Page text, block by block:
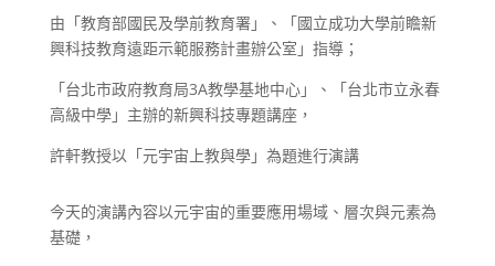
由「教育部國民及學前教育署」、「國立成功大學前瞻新
興科技教育遠距示範服務計畫辦公室」指導；
「台北市政府教育局3A教學基地中心」、「台北市立永春
高級中學」主辦的新興科技專題講座，
許軒教授以「元宇宙上教與學」為題進行演講
今天的演講內容以元宇宙的重要應用場域、層次與元素為
基礎，